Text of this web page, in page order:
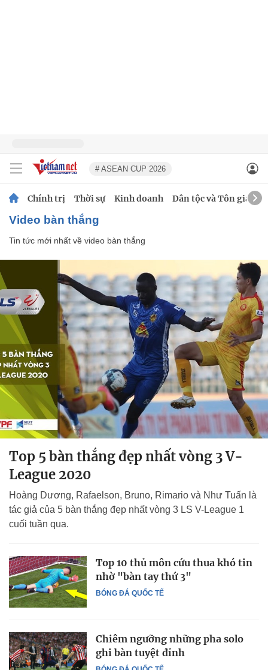
# ASEAN CUP 2026
Chính trị Thời sự Kinh doanh Dân tộc và Tôn giáo
video bàn thắng
Tin tức mới nhất về video bàn thắng
Top 5 bàn thắng đẹp nhất vòng 3 V-
League 2020
Hoàng Dương, Rafaelson, Bruno, Rimario và Như Tuấn là
tác giả của 5 bàn thắng đẹp nhất vòng 3 LS V-League 1
cuối tuần qua.
BÓNG ĐÁ QUỐC TẾ
Top 10 thủ môn cứu thua khó tin
nhờ "bàn tay thứ 3"
Chiêm ngưỡng những pha solo
ghi bàn tuyệt đỉnh